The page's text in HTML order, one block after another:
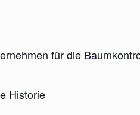
für die
Historie